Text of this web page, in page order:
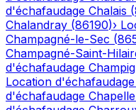
d'échafaudage Chalais (
Chalandray (86190)›
Champagné-le-Sec (
Champagné-Saint-
d'échafaudage
Location d'échafaudage
d'échafaudage